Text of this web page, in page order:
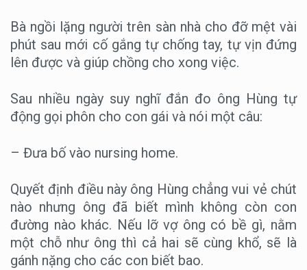
Bà ngồi lặng người trên sàn nhà cho đỡ mệt vài
phút sau mới cố gắng tự chống tay, tự vịn đứng
lên được và giúp chồng cho xong việc.
Sau nhiều ngày suy nghĩ đắn đo ông Hùng tự
động gọi phôn cho con gái và nói một câu:
– Đưa bố vào nursing home.
Quyết định điều này ông Hùng chẳng vui vẻ chút
nào nhưng ông đã biết mình không còn con
đường nào khác. Nếu lỡ vợ ông có bề gì, nằm
một chỗ như ông thì cả hai sẽ cùng khổ, sẽ là
gánh nặng cho các con biết bao.